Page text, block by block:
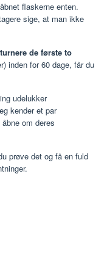
flaskerne enten.
sige, at man ikke
de første to
inden for 60 dage, får du
udelukker
kender et par
om deres
prøve det og få en fuld